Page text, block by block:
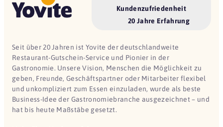
Kundenzufriedenheit
20 Jahre Erfahrung
Seit über 20 Jahren ist Yovite der deutschlandweite
Restaurant-Gutschein-Service und Pionier in der
Gastronomie. Unsere Vision, Menschen die Möglichkeit zu
geben, Freunde, Geschäftspartner oder Mitarbeiter flexibel
und unkompliziert zum Essen einzuladen, wurde als beste
Business-Idee der Gastronomiebranche ausgezeichnet – und
hat bis heute Maßstäbe gesetzt.